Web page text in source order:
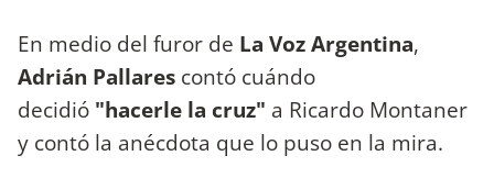
En medio del furor de La Voz Argentina,
Adrián Pallares contó cuándo
decidió "hacerle la cruz" a Ricardo Montaner
y contó la anécdota que lo puso en la mira.